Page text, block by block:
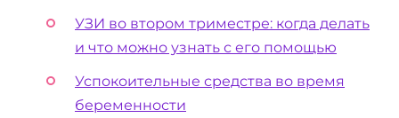
УЗИ во втором триместре: когда делать
и что можно узнать с его помощью
Успокоительные средства во время
беременности